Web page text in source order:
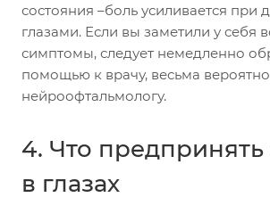
состояния –боль усиливается при
глазами. Если вы заметили у себя
симптомы, следует немедленно
помощью к врачу, весьма
нейроофтальмологу.
4. Что предпринять
в глазах